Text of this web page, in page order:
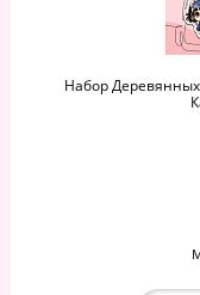
Набор Деревянных